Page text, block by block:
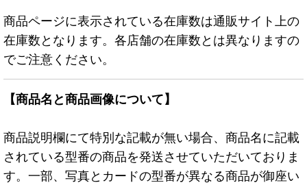
商品ページに表示されている在庫数は通販サイト上の
在庫数となります。各店舗の在庫数とは異なりますの
でご注意ください。
【商品名と商品画像について】
商品説明欄にて特別な記載が無い場合、商品名に記載
されている型番の商品を発送させていただいておりま
す。一部、写真とカードの型番が異なる商品が御座い